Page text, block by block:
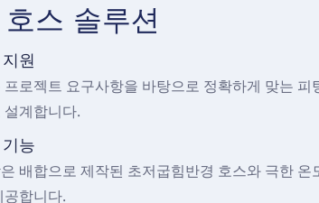
스 솔루션
원
로젝트 요구사항을 바탕으로 정확하게 맞는 피
계합니다.
능
배합으로 제작된 초저굽힘반경 호스와 극한 온
합니다.